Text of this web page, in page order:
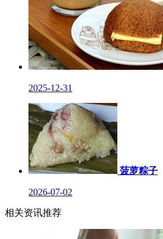
2025-12-31
菠萝粽子
2026-07-02
相关资讯推荐